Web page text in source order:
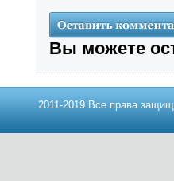
Вы можете
2011-2019 Все права